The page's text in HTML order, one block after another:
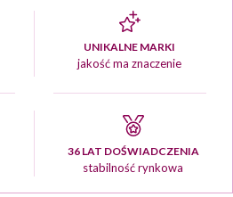
UNIKALNE MARKI
jakość ma znaczenie
36 LAT DOŚWIADCZENIA
stabilność rynkowa